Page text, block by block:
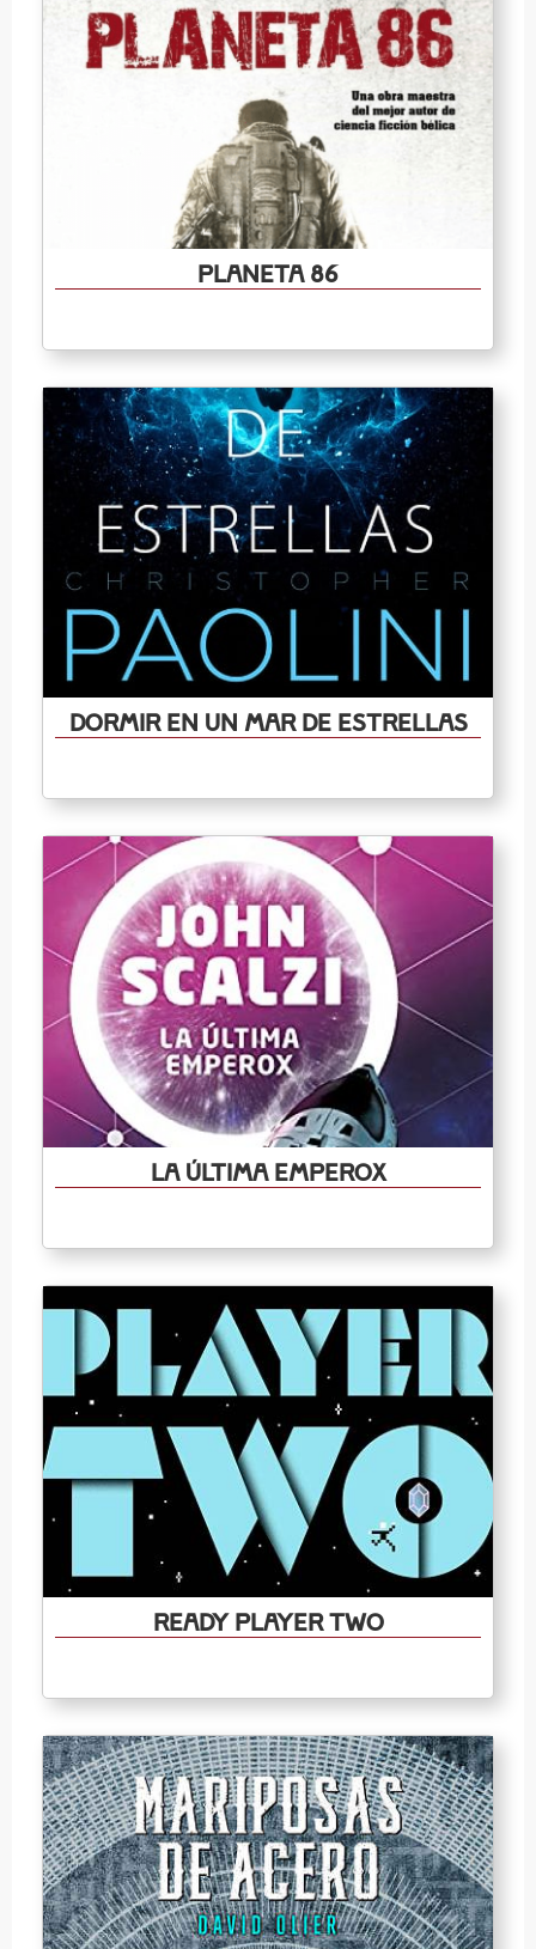
Planeta 86
Dormir en un mar de estrellas
La última Emperox
Ready Player Two